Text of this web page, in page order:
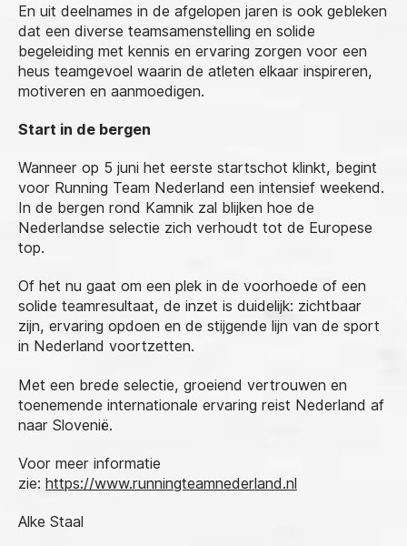
En uit deelnames in de afgelopen jaren is ook gebleken
dat een diverse teamsamenstelling en solide
begeleiding met kennis en ervaring zorgen voor een
heus teamgevoel waarin de atleten elkaar inspireren,
motiveren en aanmoedigen.
Start in de bergen
Wanneer op 5 juni het eerste startschot klinkt, begint
voor Running Team Nederland een intensief weekend.
In de bergen rond Kamnik zal blijken hoe de
Nederlandse selectie zich verhoudt tot de Europese
top.
Of het nu gaat om een plek in de voorhoede of een
solide teamresultaat, de inzet is duidelijk: zichtbaar
zijn, ervaring opdoen en de stijgende lijn van de sport
in Nederland voortzetten.
Met een brede selectie, groeiend vertrouwen en
toenemende internationale ervaring reist Nederland af
naar Slovenië.
Voor meer informatie
zie: https://www.runningteamnederland.nl
Alke Staal